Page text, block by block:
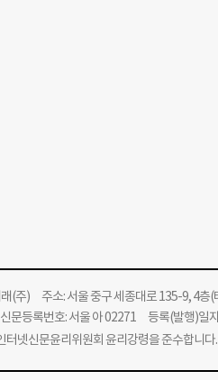
(주)주소: 서울 중구 세종대로 135-9, 4
문등록번호: 서울 아 02271 등록(발행)일
터넷신문윤리위원회 윤리강령을 준수합니다.